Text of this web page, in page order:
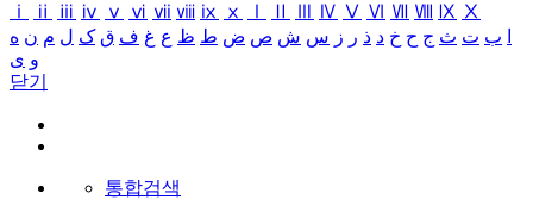
ⅰ
ⅱ ⅲ ⅳ ⅴ ⅵ ⅶ ⅷ ⅸ ⅹ Ⅳ Ⅴ Ⅵ Ⅶ Ⅷ Ⅸ Ⅹ
ب ت ث ج ح خ د ذ ر ز س ش ص ض ط ظ ع غ ف ق ک ل م ن ه
و ی
닫기
통합검색